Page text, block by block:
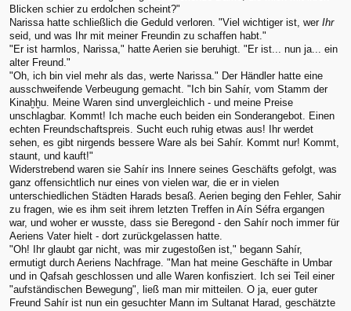
Blicken schier zu erdolchen scheint?"
Narissa hatte schließlich die Geduld verloren. "Viel wichtiger ist, wer Ihr
seid, und was Ihr mit meiner Freundin zu schaffen habt."
"Er ist harmlos, Narissa," hatte Aerien sie beruhigt. "Er ist... nun ja... ein
alter Freund."
"Oh, ich bin viel mehr als das, werte Narissa." Der Händler hatte eine
ausschweifende Verbeugung gemacht. "Ich bin Sahír, vom Stamm der
Kinaḫḫu. Meine Waren sind unvergleichlich - und meine Preise
unschlagbar. Kommt! Ich mache euch beiden ein Sonderangebot. Einen
echten Freundschaftspreis. Sucht euch ruhig etwas aus! Ihr werdet
sehen, es gibt nirgends bessere Ware als bei Sahír. Kommt nur! Kommt,
staunt, und kauft!"
Widerstrebend waren sie Sahír ins Innere seines Geschäfts gefolgt, was
ganz offensichtlich nur eines von vielen war, die er in vielen
unterschiedlichen Städten Harads besaß. Aerien beging den Fehler, Sahir
zu fragen, wie es ihm seit ihrem letzten Treffen in Aín Séfra ergangen
war, und woher er wusste, dass sie Beregond - den Sahír noch immer für
Aeriens Vater hielt - dort zurückgelassen hatte.
"Oh! Ihr glaubt gar nicht, was mir zugestoßen ist," begann Sahír,
ermutigt durch Aeriens Nachfrage. "Man hat meine Geschäfte in Umbar
und in Qafsah geschlossen und alle Waren konfisziert. Ich sei Teil einer
"aufständischen Bewegung", ließ man mir mitteilen. O ja, euer guter
Freund Sahír ist nun ein gesuchter Mann im Sultanat Harad, geschätzte